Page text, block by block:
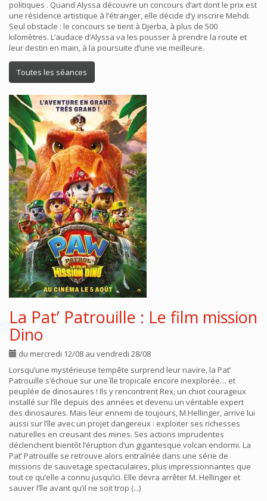
politiques . Quand Alyssa découvre un concours d’art dont le prix est
une résidence artistique à l’étranger, elle décide d’y inscrire Mehdi.
Seul obstacle : le concours se tient à Djerba, à plus de 500
kilomètres. L’audace d’Alyssa va les pousser à prendre la route et
leur destin en main, à la poursuite d’une vie meilleure.
Toutes les séances
La Pat’ Patrouille : Le film mission
Dino
du mercredi 12/08 au vendredi 28/08
Lorsqu’une mystérieuse tempête surprend leur navire, la Pat’
Patrouille s’échoue sur une île tropicale encore inexplorée… et
peuplée de dinosaures ! Ils y rencontrent Rex, un chiot courageux
installé sur l’île depuis des années et devenu un véritable expert
des dinosaures. Mais leur ennemi de toujours, M.Hellinger, arrive lui
aussi sur l’île avec un projet dangereux : exploiter ses richesses
naturelles en creusant des mines. Ses actions imprudentes
déclenchent bientôt l’éruption d’un gigantesque volcan endormi. La
Pat’ Patrouille se retrouve alors entraînée dans une série de
missions de sauvetage spectaculaires, plus impressionnantes que
tout ce qu’elle a connu jusqu’ici. Elle devra arrêter M. Hellinger et
sauver l’île avant qu’il ne soit trop (...)